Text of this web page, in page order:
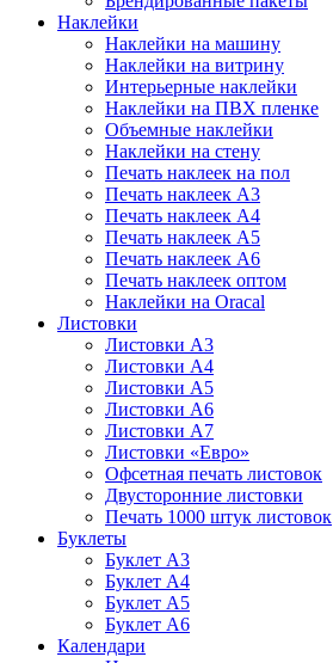
Наклейки
Наклейки на машину
Наклейки на витрину
Интерьерные наклейки
Наклейки на ПВХ пленке
Объемные наклейки
Наклейки на стену
Печать наклеек на пол
Печать наклеек А3
Печать наклеек А4
Печать наклеек А5
Печать наклеек А6
Печать наклеек оптом
Наклейки на Oracal
Листовки
Листовки А3
Листовки А4
Листовки А5
Листовки А6
Листовки А7
Листовки «Евро»
Офсетная печать листовок
Двусторонние листовки
Печать 1000 штук листовок
Буклеты
Буклет А3
Буклет А4
Буклет А5
Буклет А6
Календари